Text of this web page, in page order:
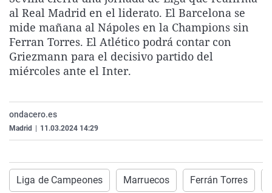
La rosa de los vientos
Gente viajera
Como el perro y el
Caso
Retornados
Equipo de
Extremadura
Galicia
La Rioja
Virales
Televisión
Elecciones
al Real Madrid en el liderato. El Barcelona se
mide mañana al Nápoles en la Champions sin
Ferran Torres. El Atlético podrá contar con
Griezmann para el decisivo partido del
miércoles ante el Inter.
ondacero.es
Madrid 11.03.2024 14:29
Liga de Campeones Marruecos Ferrán Torres